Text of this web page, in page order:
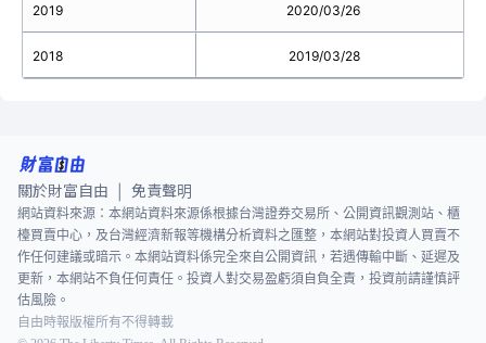
2019
2018
2020/03/26
2019/03/28
關於財富自由 免責聲明
網站資料來源：本網站資料來源係根據台灣證券交易所、公開資訊觀測站、櫃
檯買賣中心，及台灣經濟新報等機構分析資料之匯整，本網站對投資人買賣不
作任何建議或暗示。本網站資料係完全來自公開資訊，若遇傳輸中斷、延遲及
更新，本網站不負任何責任。投資人對交易盈虧須自負全責，投資前請謹慎評
估風險。
自由時報版權所有不得轉載